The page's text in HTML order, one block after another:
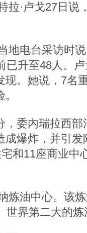
拉·卢戈27日说
地电台采访时
已升至48人。
。她说，7名
，委内瑞拉西
成爆炸，并引
和11座商业中
炼油中心。该
世界第二大的